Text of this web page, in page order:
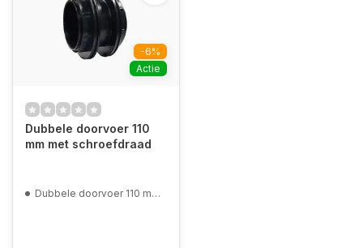
-6%
Actie
Dubbele doorvoer 110
mm met schroefdraad
Dubbele doorvoer 110 mm met schroefdraad